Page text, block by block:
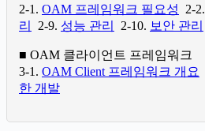
2-1. OAM 프레임워크 필요성 2-2.
리
2-9. 성능 관리 2-10. 보안 관리
■ OAM 클라이언트 프레임워크
3-1. OAM Client 프레임워크 개요
한 개발